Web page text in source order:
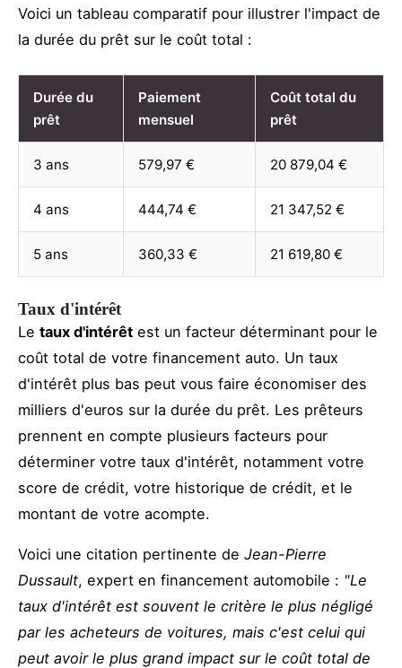
Voici un tableau comparatif pour illustrer l'impact de
la durée du prêt sur le coût total :
Durée du
prêt
Paiement
mensuel
Coût total du
prêt
3 ans 579,97 € 20 879,04 €
4 ans 444,74 € 21 347,52 €
5 ans 360,33 € 21 619,80 €
Taux d'intérêt
Le taux d'intérêt est un facteur déterminant pour le
coût total de votre financement auto. Un taux
d'intérêt plus bas peut vous faire économiser des
milliers d'euros sur la durée du prêt. Les prêteurs
prennent en compte plusieurs facteurs pour
déterminer votre taux d'intérêt, notamment votre
score de crédit, votre historique de crédit, et le
montant de votre acompte.
Voici une citation pertinente de Jean-Pierre
Dussault, expert en financement automobile : "Le
taux d'intérêt est souvent le critère le plus négligé
par les acheteurs de voitures, mais c'est celui qui
peut avoir le plus grand impact sur le coût total de